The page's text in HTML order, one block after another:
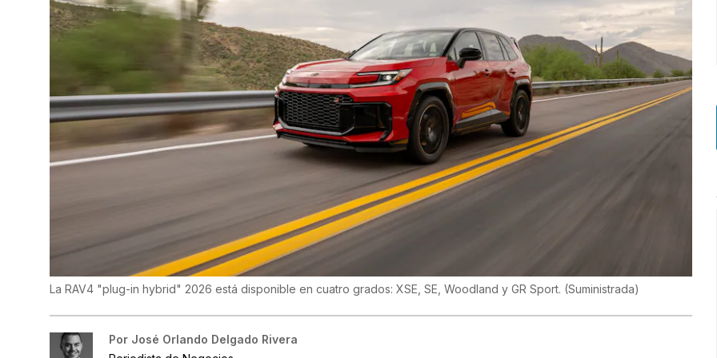
La RAV4 "plug-in hybrid" 2026 está disponible en cuatro grados: XSE, SE, Woodland y GR Sport. (Suministrada)
Por José Orlando Delgado Rivera